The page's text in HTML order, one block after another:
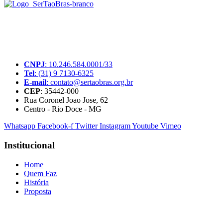
CNPJ: 10.246.584.0001/33
Tel: (31) 9 7130-6325
E-mail: contato@sertaobras.org.br
CEP: 35442-000
Rua Coronel Joao Jose, 62
Centro - Rio Doce - MG
Whatsapp Facebook-f Twitter InstagramYoutube Vimeo
Institucional
Home
Quem Faz
História
Proposta